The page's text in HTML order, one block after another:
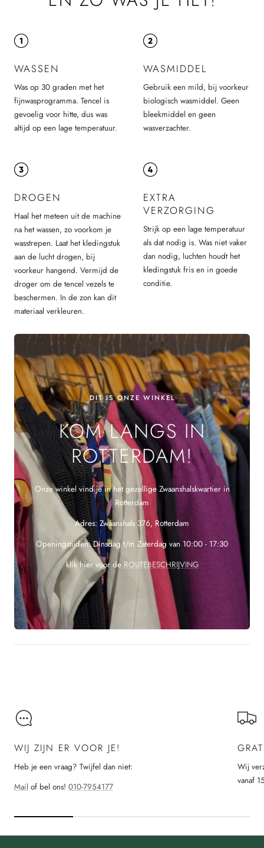
WASSEN
Was op 30 graden met het
fijnwasprogramma. Tencel is
gevoelig voor hitte, dus was
altijd op een lage temperatuur.
WASMIDDEL
Gebruik een mild, bij voorkeur
biologisch wasmiddel. Geen
bleekmiddel en geen
wasverzachter.
DROGEN
Haal het meteen uit de machine
na het wassen, zo voorkom je
wasstrepen. Laat het kledingstuk
aan de lucht drogen, bij
voorkeur hangend. Vermijd de
droger om de tencel vezels te
beschermen. In de zon kan dit
materiaal verkleuren.
EXTRA
VERZORGING
Strijk op een lage temperatuur
als dat nodig is. Was niet vaker
dan nodig, luchten houdt het
kledingstuk fris en in goede
conditie.
DIT IS ONZE WINKEL
KOM LANGS IN
ROTTERDAM!
Onze winkel vind je in het gezellige Zwaanshalskwartier in
Rotterdam
Adres: Zwaanshals 376, Rotterdam
Openingstijden: Dinsdag t/m Zaterdag van 10:00 - 17:30
klik hier voor de ROUTEBESCHRIJVING
WIJ ZIJN ER VOOR JE!
Heb je een vraag? Twijfel dan niet:
Mail of bel ons! 010-7954177
Wij
vanaf